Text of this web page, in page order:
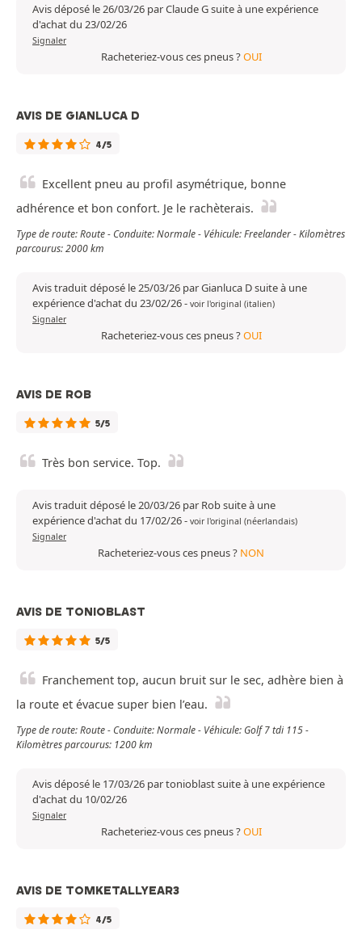
Avis déposé le 26/03/26 par Claude G suite à une expérience
d'achat du 23/02/26
Signaler
Racheteriez-vous ces pneus ?OUI
AVIS DE GIANLUCA D
4/5
Excellent pneu au profil asymétrique, bonne
adhérence et bon confort. Je le rachèterais.
Type de route: Route - Conduite: Normale - Véhicule: Freelander - Kilomètres
parcourus: 2000 km
Avis traduit déposé le 25/03/26 par Gianluca D suite à une
expérience d'achat du 23/02/26- voir l'original (italien)
Signaler
Racheteriez-vous ces pneus ?OUI
AVIS DE ROB
5/5
Très bon service. Top.
Avis traduit déposé le 20/03/26 par Rob suite à une
expérience d'achat du 17/02/26- voir l'original (néerlandais)
Signaler
Racheteriez-vous ces pneus ? NON
AVIS DE TONIOBLAST
5/5
Franchement top, aucun bruit sur le sec, adhère bien à
la route et évacue super bien l’eau.
Type de route: Route - Conduite: Normale - Véhicule: Golf 7 tdi 115 -
Kilomètres parcourus: 1200 km
Avis déposé le 17/03/26 par tonioblast suite à une expérience
d'achat du 10/02/26
Signaler
Racheteriez-vous ces pneus ?OUI
AVIS DE TOMKETALLYEAR3
4/5